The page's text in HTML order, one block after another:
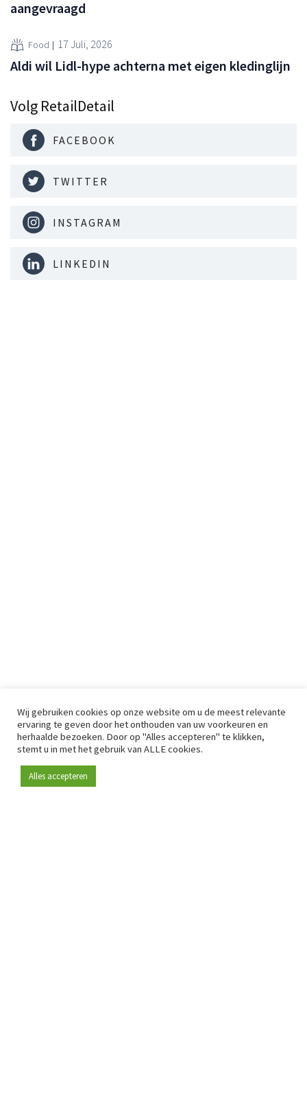
aangevraagd
Food 17 Juli, 2026
Aldi wil Lidl-hype achterna met eigen kledinglijn
Volg RetailDetail
FACEBOOK
TWITTER
INSTAGRAM
LINKEDIN
Wij gebruiken cookies op onze website om u de meest relevante
ervaring te geven door het onthouden van uw voorkeuren en
herhaalde bezoeken. Door op "Alles accepteren" te klikken,
stemt u in met het gebruik van ALLE cookies.
Alles accepteren